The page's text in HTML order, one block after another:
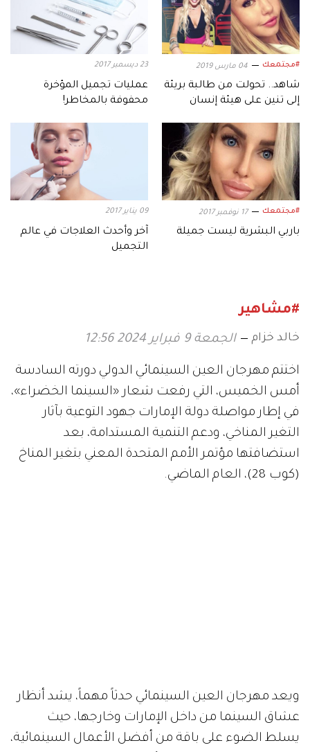
#مجتمعك 04 مارس 2019
شاهد.. تحولت من طالبة بريئة
إلى تنين على هيئة إنسان
23 ديسمبر 2017
عمليات تجميل المؤخرة
محفوفة بالمخاطر!
#مجتمعك 17 نوفمبر 2017
باربي البشرية ليست جميلة
09 يناير 2017
آخر وأحدث العلاجات في عالم
التجميل
#مشاهير
خالد خزام الجمعة 9 فبراير 2024 12:56
اختتم مهرجان العين السينمائي الدولي دورته السادسة
أمس الخميس، التي رفعت شعار «السينما الخضراء»،
في إطار مواصلة دولة الإمارات جهود التوعية بآثار
التغير المناخي، ودعم التنمية المستدامة، بعد
استضافتها مؤتمر الأمم المتحدة المعني بتغير المناخ
(كوب 28)، العام الماضي.
ويعد مهرجان العين السينمائي حدثاً مهماً، يشد أنظار
عشاق السينما من داخل الإمارات وخارجها، حيث
يسلط الضوء على باقة من أفضل الأعمال السينمائية،